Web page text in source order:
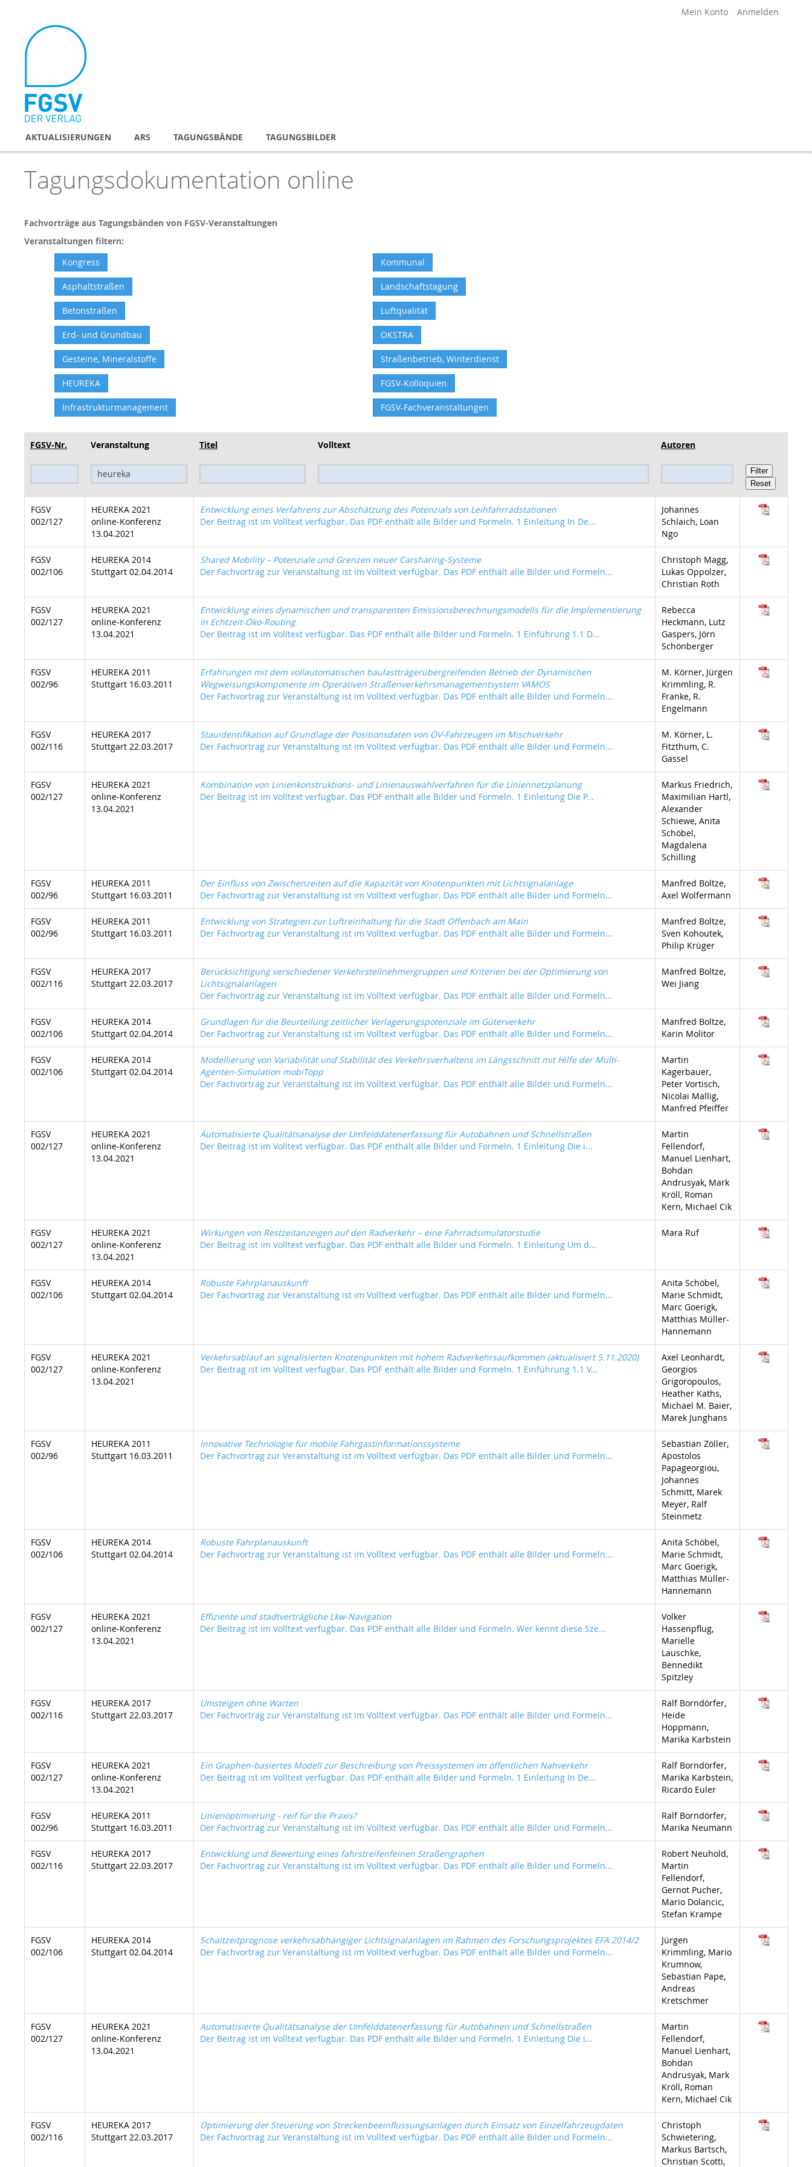
Mein Konto Anmelden
Inhalt
AKTUALISIERUNGEN ARS TAGUNGSBÄNDE TAGUNGSBILDER
Tagungsdokumentation online
Fachvorträge aus Tagungsbänden von FGSV-Veranstaltungen
Veranstaltungen filtern:
Kongress
Asphaltstraßen
Betonstraßen
Erd- und Grundbau
Gesteine, Mineralstoffe
HEUREKA
Infrastrukturmanagement
Kommunal
Landschaftstagung
Luftqualität
OKSTRA
Straßenbetrieb, Winterdienst
FGSV-Kolloquien
FGSV-Fachveranstaltungen
FGSV-Nr. Veranstaltung Titel Volltext Autoren
FGSV
002/127
HEUREKA 2021
online-Konferenz
13.04.2021
Entwicklung eines Verfahrens zur Abschätzung des Potenzials von Leihfahrradstationen
Der Beitrag ist im Volltext verfügbar. Das PDF enthält alle Bilder und Formeln. 1 Einleitung In De...
Johannes
Schlaich, Loan
Ngo
FGSV
002/106
HEUREKA 2014
Stuttgart 02.04.2014
Shared Mobility – Potenziale und Grenzen neuer Carsharing-Systeme
Der Fachvortrag zur Veranstaltung ist im Volltext verfügbar. Das PDF enthält alle Bilder und Formeln...
Christoph Magg,
Lukas Oppolzer,
Christian Roth
FGSV
002/127
HEUREKA 2021
online-Konferenz
13.04.2021
Entwicklung eines dynamischen und transparenten Emissionsberechnungsmodells für die Implementierung
in Echtzeit-Öko-Routing
Der Beitrag ist im Volltext verfügbar. Das PDF enthält alle Bilder und Formeln. 1 Einführung 1.1 D...
Rebecca
Heckmann, Lutz
Gaspers, Jörn
Schönberger
FGSV
002/96
HEUREKA 2011
Stuttgart 16.03.2011
Erfahrungen mit dem vollautomatischen baulastträgerübergreifenden Betrieb der Dynamischen
Wegweisungskomponente im Operativen Straßenverkehrsmanagementsystem VAMOS
Der Fachvortrag zur Veranstaltung ist im Volltext verfügbar. Das PDF enthält alle Bilder und Formeln...
M. Körner, Jürgen
Krimmling, R.
Franke, R.
Engelmann
FGSV
002/116
HEUREKA 2017
Stuttgart 22.03.2017
Stauidentifikation auf Grundlage der Positionsdaten von ÖV-Fahrzeugen im Mischverkehr
Der Fachvortrag zur Veranstaltung ist im Volltext verfügbar. Das PDF enthält alle Bilder und Formeln...
M. Körner, L.
Fitzthum, C.
Gassel
FGSV
002/127
HEUREKA 2021
online-Konferenz
13.04.2021
Kombination von Linienkonstruktions- und Linienauswahlverfahren für die Liniennetzplanung
Der Beitrag ist im Volltext verfügbar. Das PDF enthält alle Bilder und Formeln. 1 Einleitung Die P...
Markus Friedrich,
Maximilian Hartl,
Alexander
Schiewe, Anita
Schöbel,
Magdalena
Schilling
FGSV
002/96
HEUREKA 2011
Stuttgart 16.03.2011
Der Einfluss von Zwischenzeiten auf die Kapazität von Knotenpunkten mit Lichtsignalanlage
Der Fachvortrag zur Veranstaltung ist im Volltext verfügbar. Das PDF enthält alle Bilder und Formeln...
Manfred Boltze,
Axel Wolfermann
FGSV
002/96
HEUREKA 2011
Stuttgart 16.03.2011
Entwicklung von Strategien zur Luftreinhaltung für die Stadt Offenbach am Main
Der Fachvortrag zur Veranstaltung ist im Volltext verfügbar. Das PDF enthält alle Bilder und Formeln...
Manfred Boltze,
Sven Kohoutek,
Philip Krüger
FGSV
002/116
HEUREKA 2017
Stuttgart 22.03.2017
Berücksichtigung verschiedener Verkehrsteilnehmergruppen und Kriterien bei der Optimierung von
Lichtsignalanlagen
Der Fachvortrag zur Veranstaltung ist im Volltext verfügbar. Das PDF enthält alle Bilder und Formeln...
Manfred Boltze,
Wei Jiang
FGSV
002/106
HEUREKA 2014
Stuttgart 02.04.2014
Grundlagen für die Beurteilung zeitlicher Verlagerungspotenziale im Güterverkehr
Der Fachvortrag zur Veranstaltung ist im Volltext verfügbar. Das PDF enthält alle Bilder und Formeln...
Manfred Boltze,
Karin Molitor
FGSV
002/106
HEUREKA 2014
Stuttgart 02.04.2014
Modellierung von Variabilität und Stabilität des Verkehrsverhaltens im Längsschnitt mit Hilfe der Multi-
Agenten-Simulation mobiTopp
Der Fachvortrag zur Veranstaltung ist im Volltext verfügbar. Das PDF enthält alle Bilder und Formeln...
Martin
Kagerbauer,
Peter Vortisch,
Nicolai Mallig,
Manfred Pfeiffer
FGSV
002/127
HEUREKA 2021
online-Konferenz
13.04.2021
Automatisierte Qualitätsanalyse der Umfelddatenerfassung für Autobahnen und Schnellstraßen
Der Beitrag ist im Volltext verfügbar. Das PDF enthält alle Bilder und Formeln. 1 Einleitung Die i...
Martin
Fellendorf,
Manuel Lienhart,
Bohdan
Andrusyak, Mark
Kröll, Roman
Kern, Michael Cik
FGSV
002/127
HEUREKA 2021
online-Konferenz
13.04.2021
Wirkungen von Restzeitanzeigen auf den Radverkehr – eine Fahrradsimulatorstudie
Der Beitrag ist im Volltext verfügbar. Das PDF enthält alle Bilder und Formeln. 1 Einleitung Um d...
Mara Ruf
FGSV
002/106
HEUREKA 2014
Stuttgart 02.04.2014
Robuste Fahrplanauskunft
Der Fachvortrag zur Veranstaltung ist im Volltext verfügbar. Das PDF enthält alle Bilder und Formeln...
Anita Schöbel,
Marie Schmidt,
Marc Goerigk,
Matthias Müller-
Hannemann
FGSV
002/127
HEUREKA 2021
online-Konferenz
13.04.2021
Verkehrsablauf an signalisierten Knotenpunkten mit hohem Radverkehrsaufkommen (aktualisiert 5.11.2020)
Der Beitrag ist im Volltext verfügbar. Das PDF enthält alle Bilder und Formeln. 1 Einführung 1.1 V...
Axel Leonhardt,
Georgios
Grigoropoulos,
Heather Kaths,
Michael M. Baier,
Marek Junghans
FGSV
002/96
HEUREKA 2011
Stuttgart 16.03.2011
Innovative Technologie für mobile Fahrgastinformationssysteme
Der Fachvortrag zur Veranstaltung ist im Volltext verfügbar. Das PDF enthält alle Bilder und Formeln...
Sebastian Zöller,
Apostolos
Papageorgiou,
Johannes
Schmitt, Marek
Meyer, Ralf
Steinmetz
FGSV
002/106
HEUREKA 2014
Stuttgart 02.04.2014
Robuste Fahrplanauskunft
Der Fachvortrag zur Veranstaltung ist im Volltext verfügbar. Das PDF enthält alle Bilder und Formeln...
Anita Schöbel,
Marie Schmidt,
Marc Goerigk,
Matthias Müller-
Hannemann
FGSV
002/127
HEUREKA 2021
online-Konferenz
13.04.2021
Effiziente und stadtverträgliche Lkw-Navigation
Der Beitrag ist im Volltext verfügbar. Das PDF enthält alle Bilder und Formeln. Wer kennt diese Sze...
Volker
Hassenpflug,
Marielle
Lauschke,
Bennedikt
Spitzley
FGSV
002/116
HEUREKA 2017
Stuttgart 22.03.2017
Umsteigen ohne Warten
Der Fachvortrag zur Veranstaltung ist im Volltext verfügbar. Das PDF enthält alle Bilder und Formeln...
Ralf Borndörfer,
Heide
Hoppmann,
Marika Karbstein
FGSV
002/127
HEUREKA 2021
online-Konferenz
13.04.2021
Ein Graphen-basiertes Modell zur Beschreibung von Preissystemen im öffentlichen Nahverkehr
Der Beitrag ist im Volltext verfügbar. Das PDF enthält alle Bilder und Formeln. 1 Einleitung In De...
Ralf Borndörfer,
Marika Karbstein,
Ricardo Euler
FGSV
002/96
HEUREKA 2011
Stuttgart 16.03.2011
Linienoptimierung - reif für die Praxis?
Der Fachvortrag zur Veranstaltung ist im Volltext verfügbar. Das PDF enthält alle Bilder und Formeln...
Ralf Borndörfer,
Marika Neumann
FGSV
002/116
HEUREKA 2017
Stuttgart 22.03.2017
Entwicklung und Bewertung eines fahrstreifenfeinen Straßengraphen
Der Fachvortrag zur Veranstaltung ist im Volltext verfügbar. Das PDF enthält alle Bilder und Formeln...
Robert Neuhold,
Martin
Fellendorf,
Gernot Pucher,
Mario Dolancic,
Stefan Krampe
FGSV
002/106
HEUREKA 2014
Stuttgart 02.04.2014
Schaltzeitprognose verkehrsabhängiger Lichtsignalanlagen im Rahmen des Forschungsprojektes EFA 2014/2
Der Fachvortrag zur Veranstaltung ist im Volltext verfügbar. Das PDF enthält alle Bilder und Formeln...
Jürgen
Krimmling, Mario
Krumnow,
Sebastian Pape,
Andreas
Kretschmer
FGSV
002/127
HEUREKA 2021
online-Konferenz
13.04.2021
Automatisierte Qualitätsanalyse der Umfelddatenerfassung für Autobahnen und Schnellstraßen
Der Beitrag ist im Volltext verfügbar. Das PDF enthält alle Bilder und Formeln. 1 Einleitung Die i...
Martin
Fellendorf,
Manuel Lienhart,
Bohdan
Andrusyak, Mark
Kröll, Roman
Kern, Michael Cik
FGSV
002/116
HEUREKA 2017
Stuttgart 22.03.2017
Optimierung der Steuerung von Streckenbeeinflussungsanlagen durch Einsatz von Einzelfahrzeugdaten
Der Fachvortrag zur Veranstaltung ist im Volltext verfügbar. Das PDF enthält alle Bilder und Formeln...
Christoph
Schwietering,
Markus Bartsch,
Christian Scotti,